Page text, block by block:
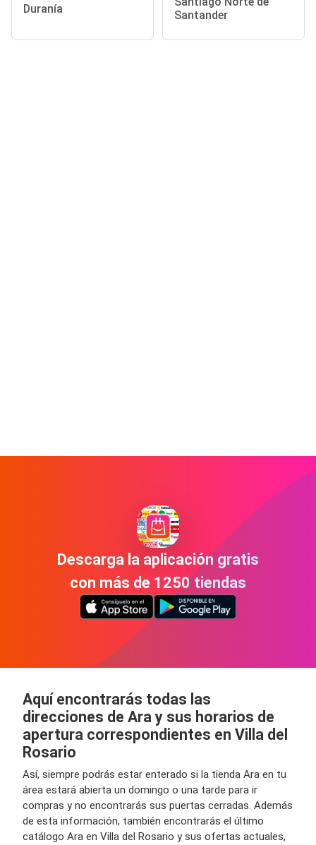
Duranía
Santander
Descarga la aplicación gratis
con más de 1250 tiendas
Aquí encontrarás todas las
direcciones de Ara y sus horarios de
apertura correspondientes en Villa del
Rosario
Así, siempre podrás estar enterado si la tienda Ara en tu
área estará abierta un domingo o una tarde para ir
compras y no encontrarás sus puertas cerradas. Además
de esta información, también encontrarás el último
catálogo Ara en Villa del Rosario y sus ofertas actuales,